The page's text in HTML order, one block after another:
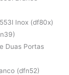
Inox (df80x)
Duas Portas
(dfn52)